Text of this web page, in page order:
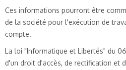
Ces informations pourront être
de la société pour l'exécution de
compte.
La loi "Informatique et Libertés" du
d'un droit d'accès, de rectification et